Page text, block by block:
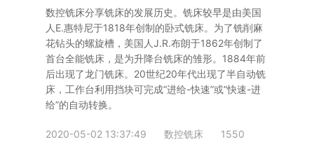
摩擦焊机
惯性摩擦焊机
连续驱动摩擦焊机
买球手机登录入口
行业新闻
企业动态
案例展示
客户案例
荣誉资质
数控铣床分享铣床的发展历史。铣床较早是由美国
人E.惠特尼于1818年创制的卧式铣床。为了铣削麻
花钻头的螺旋槽，美国人J.R.布朗于1862年创制了
首台全能铣床，是为升降台铣床的雏形。1884年前
后出现了龙门铣床。20世纪20年代出现了半自动铣
床，工作台利用挡块可完成“进给-快速”或“快速-进
给”的自动转换。
2020-05-02 13:37:49 数控铣床 1550